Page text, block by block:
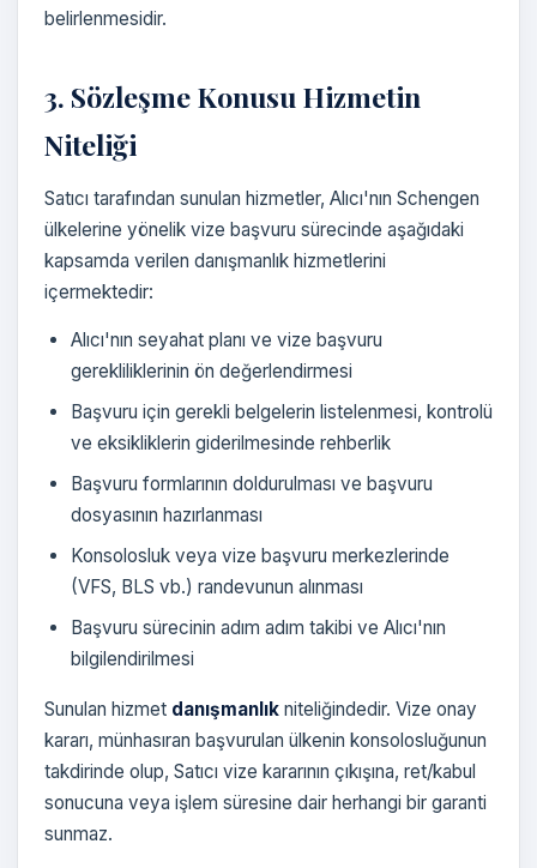
belirlenmesidir.
3. Sözleşme Konusu Hizmetin
Niteliği
Satıcı tarafından sunulan hizmetler, Alıcı'nın Schengen
ülkelerine yönelik vize başvuru sürecinde aşağıdaki
kapsamda verilen danışmanlık hizmetlerini
içermektedir:
Alıcı'nın seyahat planı ve vize başvuru
gerekliliklerinin ön değerlendirmesi
Başvuru için gerekli belgelerin listelenmesi, kontrolü
ve eksikliklerin giderilmesinde rehberlik
Başvuru formlarının doldurulması ve başvuru
dosyasının hazırlanması
Konsolosluk veya vize başvuru merkezlerinde
(VFS, BLS vb.) randevunun alınması
Başvuru sürecinin adım adım takibi ve Alıcı'nın
bilgilendirilmesi
Sunulan hizmet danışmanlık niteliğindedir. Vize onay
kararı, münhasıran başvurulan ülkenin konsolosluğunun
takdirinde olup, Satıcı vize kararının çıkışına, ret/kabul
sonucuna veya işlem süresine dair herhangi bir garanti
sunmaz.